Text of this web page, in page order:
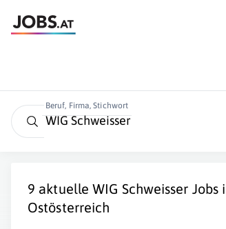
Beruf, Firma, Stichwort
9 aktuelleWIG Schweisser Jobs
Ostösterreich